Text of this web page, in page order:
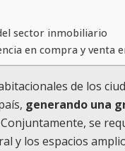
sector inmobiliario
en compra y venta
de los
generando una
se
y los espacios